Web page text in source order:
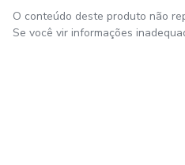
O conteúdo deste produto não
Se você vir informações